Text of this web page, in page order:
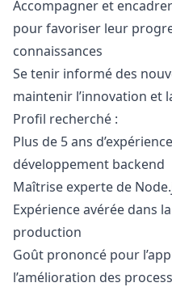
Accompagner et
pour favoriser leur
connaissances
Se tenir informé des
maintenir l’innovation et
Profil recherché :
Plus de 5 ans
développement backend
Maîtrise experte de
Expérience avérée dans
production
Goût prononcé pour
l’amélioration des